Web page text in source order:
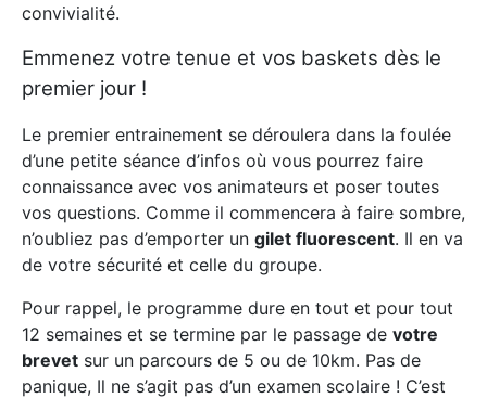
convivialité.
Emmenez votre tenue et vos baskets dès le
premier jour !
Le premier entrainement se déroulera dans la foulée
d’une petite séance d’infos où vous pourrez faire
connaissance avec vos animateurs et poser toutes
vos questions. Comme il commencera à faire sombre,
n’oubliez pas d’emporter un gilet fluorescent. Il en va
de votre sécurité et celle du groupe.
Pour rappel, le programme dure en tout et pour tout
12 semaines et se termine par le passage de votre
brevet sur un parcours de 5 ou de 10km. Pas de
panique, Il ne s’agit pas d’un examen scolaire ! C’est